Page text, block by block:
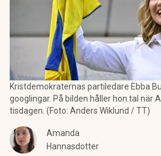
Kristdemokraternas partiledare Ebba
googlingar. På bilden håller hon tal när
tisdagen. (Foto: Anders Wiklund / TT)
Amanda
Hannasdotter